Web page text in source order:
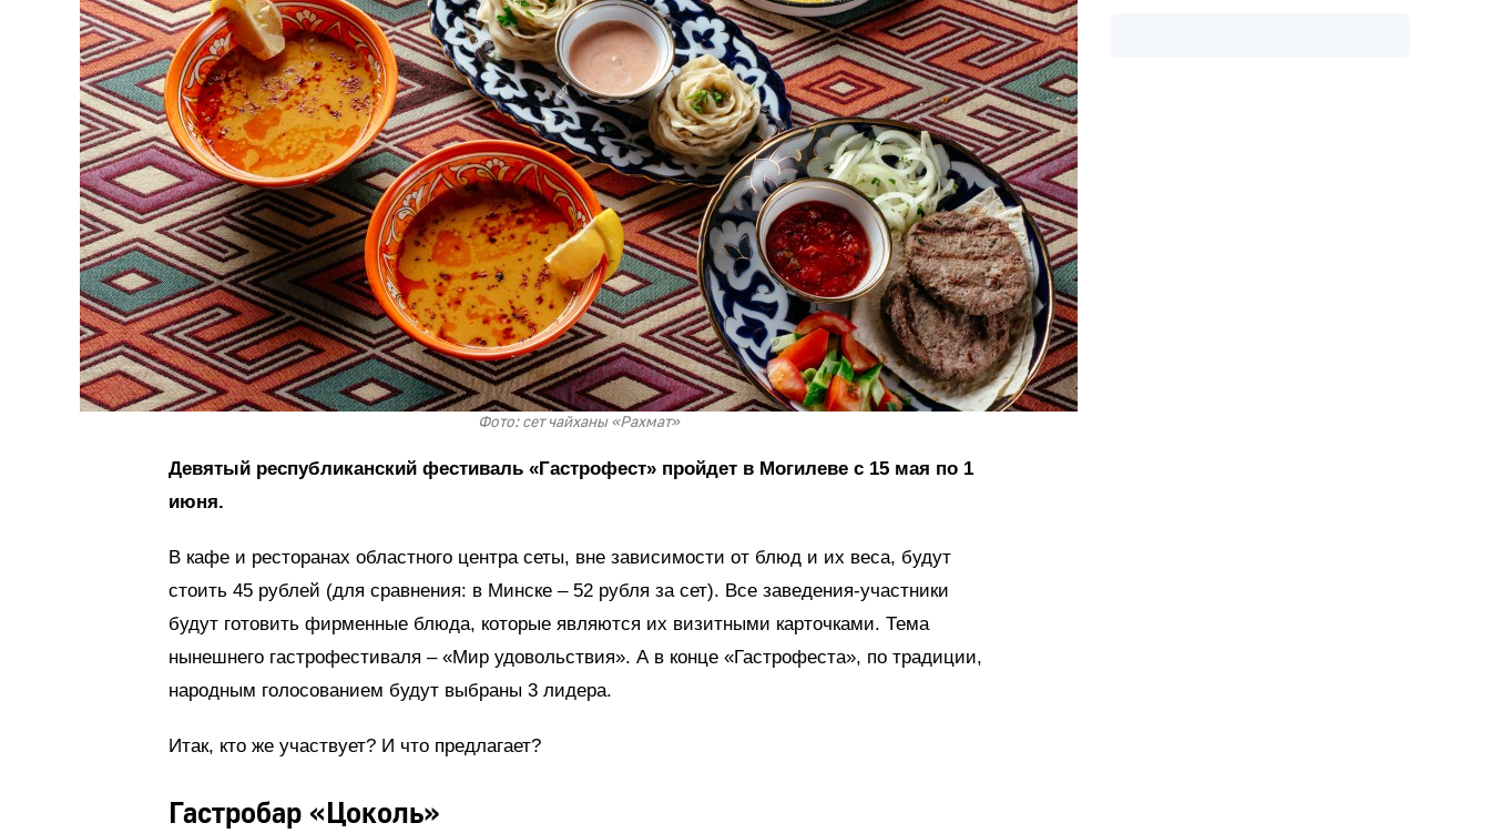
Фото: сет чайханы «Рахмат»
Девятый республиканский фестиваль «Гастрофест» пройдет в Могилеве с 15 мая по 1
июня.
В кафе и ресторанах областного центра сеты, вне зависимости от блюд и их веса, будут
стоить 45 рублей (для сравнения: в Минске – 52 рубля за сет). Все заведения-участники
будут готовить фирменные блюда, которые являются их визитными карточками. Тема
нынешнего гастрофестиваля – «Мир удовольствия». А в конце «Гастрофеста», по традиции,
народным голосованием будут выбраны 3 лидера.
Итак, кто же участвует? И что предлагает?
Гастробар «Цоколь»